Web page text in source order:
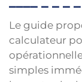
Le guide
calculateur
simples